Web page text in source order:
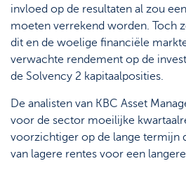
invloed op de resultaten al zou
moeten verrekend worden. Toch
dit en de woelige financiële
verwachte rendement op de
de Solvency 2 kapitaalposities.
De analisten van KBC Asset
voor de sector moeilijke
voorzichtiger op de lange termijn
van lagere rentes voor een